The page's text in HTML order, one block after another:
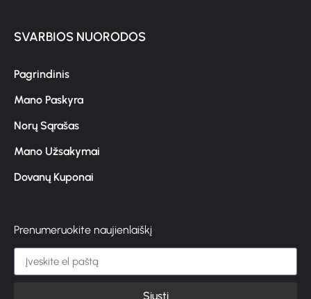
SVARBIOS NUORODOS
Pagrindinis
Mano Paskyra
Norų Sąrašas
Mano Užsakymai
Dovanų Kuponai
Prenumeruokite naujienlaiškį
Siųsti